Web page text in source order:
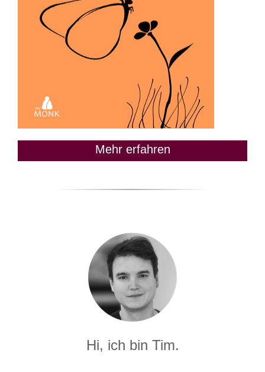
Mehr erfahren
Hi, ich bin Tim.